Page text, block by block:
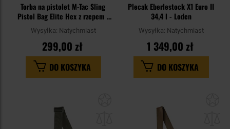
Torba na pistolet M-Tac Sling
Pistol Bag Elite Hex z rzepem -
Multicam Black/Black
Wysyłka: Natychmiast
299,00 zł
DO KOSZYKA
Plecak Eberlestock X1 Euro II
34,4 l - Loden
Wysyłka: Natychmiast
1 349,00 zł
DO KOSZYKA